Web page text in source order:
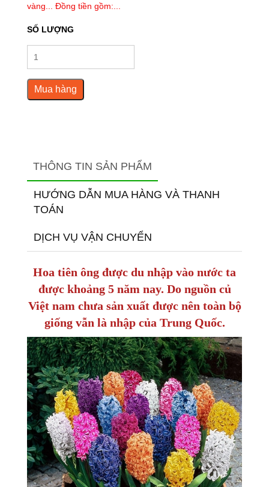
vàng... Đồng tiền gồm:...
SỐ LƯỢNG
Mua hàng
THÔNG TIN SẢN PHẨM
HƯỚNG DẪN MUA HÀNG VÀ THANH
TOÁN
DỊCH VỤ VẬN CHUYỂN
Hoa tiên ông được du nhập vào nước ta
được khoảng 5 năm nay. Do nguồn củ
Việt nam chưa sản xuất được nên toàn bộ
giống vẫn là nhập của Trung Quốc.